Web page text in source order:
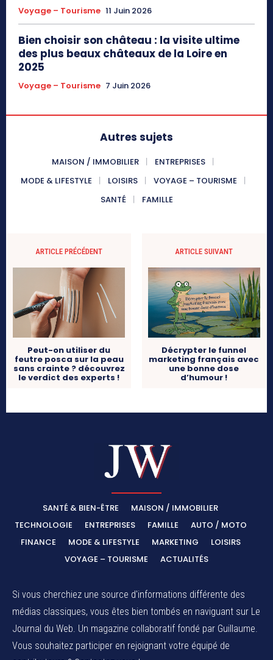
Voyage – Tourisme 11 Juin 2026
Bien choisir son château : la visite ultime
des plus beaux châteaux de la Loire en
2025
Voyage – Tourisme 7 Juin 2026
Autres sujets
MAISON / IMMOBILIER
ENTREPRISES
MODE & LIFESTYLE
LOISIRS
VOYAGE – TOURISME
SANTÉ
FAMILLE
ARTICLE PRÉCÉDENT
Peut-on utiliser du
feutre posca sur la peau
sans crainte ? découvrez
le verdict des experts !
ARTICLE SUIVANT
Décrypter le funnel
marketing français avec
une bonne dose
d’humour !
SANTÉ & BIEN-ÊTRE
MAISON / IMMOBILIER
TECHNOLOGIE
ENTREPRISES FAMILLE
AUTO / MOTO
FINANCE
MODE & LIFESTYLE MARKETING
LOISIRS
VOYAGE – TOURISME
ACTUALITÉS
Si vous cherchiez une source d'informations différente des
médias classiques, vous êtes bien tombés en naviguant sur Le
Journal du Web. Un magazine collaboratif fondé par Guillaume.
Vous souhaitez participer en rejoignant votre équipé de